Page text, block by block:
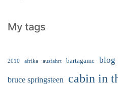
My tags
2010 afrika ausfahrt bartagame blog
bruce springsteen cabin in